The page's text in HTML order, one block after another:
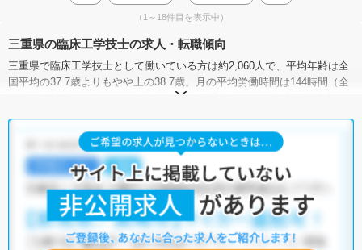
（1～18件目を表示中）
三重県の臨床工学技士の求人・転職傾向
三重県で臨床工学技士として働いている方は約2,060人で、平均年齢は全
国平均の37.7歳よりもやや上の38.7歳。月の平均労働時間は144時間（全
国比－18時間）となっています。また、三重県における臨床工学技士の
だし、年収データは臨床工学技士を含めた「その他の保健医療従事者」
の統計値です）。
三重県には病院が94施設、クリニックが1,257施設あり、臨床工学技士と
して働ける施設が豊富です。そのため、多種多様な求人の中から希望の
条件に合った職場を見つけることができるでしょう。
マイナビコメディカルには、【車通勤可】【残業少なめ】【駅から徒歩5
分以内】など、バラエティ豊かな臨床工学技士の求人がそろっていま
す。さらに、マイナビコメディカルでは、限定求人や非公開求人のご紹